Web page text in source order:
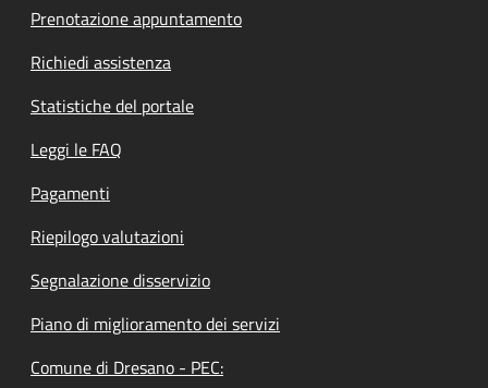
Prenotazione appuntamento
Richiedi assistenza
Statistiche del portale
Leggi le FAQ
Pagamenti
Riepilogo valutazioni
Segnalazione disservizio
Piano di miglioramento dei servizi
Comune di Dresano - PEC: